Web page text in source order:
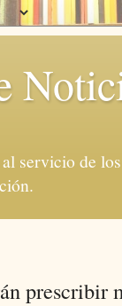
servicio de
prescribir